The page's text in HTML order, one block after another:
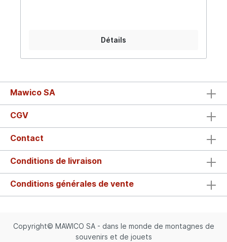
Détails
Mawico SA
CGV
Contact
Conditions de livraison
Conditions générales de vente
Copyright© MAWICO SA - dans le monde de montagnes de
souvenirs et de jouets